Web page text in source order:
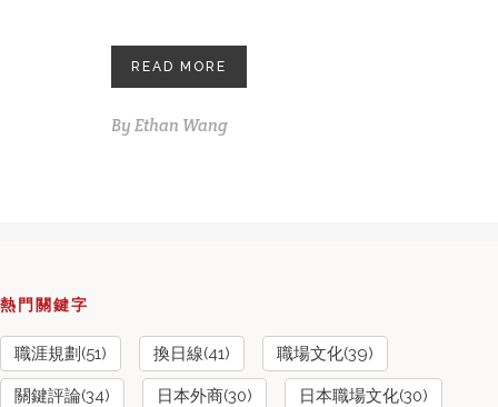
READ MORE
By Ethan Wang
熱門關鍵字
職涯規劃(51) 換日線(41) 職場文化(39)
關鍵評論(34) 日本外商(30) 日本職場文化(30)